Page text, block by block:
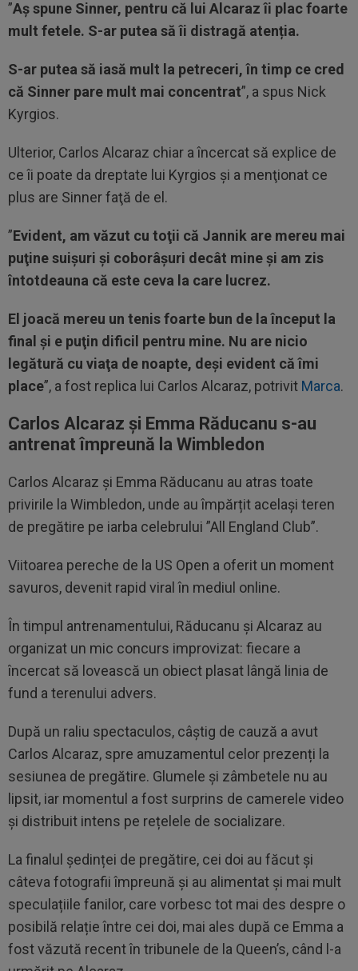
”Aș spune Sinner, pentru că lui Alcaraz îi plac foarte
mult fetele. S-ar putea să îi distragă atenția.
S-ar putea să iasă mult la petreceri, în timp ce cred
că Sinner pare mult mai concentrat”, a spus Nick
Kyrgios.
Ulterior, Carlos Alcaraz chiar a încercat să explice de
ce îi poate da dreptate lui Kyrgios şi a menţionat ce
plus are Sinner faţă de el.
”Evident, am văzut cu toţii că Jannik are mereu mai
puţine suişuri şi coborâşuri decât mine și am zis
întotdeauna că este ceva la care lucrez.
El joacă mereu un tenis foarte bun de la început la
final şi e puţin dificil pentru mine. Nu are nicio
legătură cu viaţa de noapte, deşi evident că îmi
place”, a fost replica lui Carlos Alcaraz, potrivit Marca.
Carlos Alcaraz și Emma Răducanu s-au
antrenat împreună la Wimbledon
Carlos Alcaraz și Emma Răducanu au atras toate
privirile la Wimbledon, unde au împărțit același teren
de pregătire pe iarba celebrului ”All England Club”.
Viitoarea pereche de la US Open a oferit un moment
savuros, devenit rapid viral în mediul online.
În timpul antrenamentului, Răducanu și Alcaraz au
organizat un mic concurs improvizat: fiecare a
încercat să lovească un obiect plasat lângă linia de
fund a terenului advers.
După un raliu spectaculos, câștig de cauză a avut
Carlos Alcaraz, spre amuzamentul celor prezenți la
sesiunea de pregătire. Glumele și zâmbetele nu au
lipsit, iar momentul a fost surprins de camerele video
și distribuit intens pe rețelele de socializare.
La finalul ședinței de pregătire, cei doi au făcut și
câteva fotografii împreună și au alimentat și mai mult
speculațiile fanilor, care vorbesc tot mai des despre o
posibilă relație între cei doi, mai ales după ce Emma a
fost văzută recent în tribunele de la Queen’s, când l-a